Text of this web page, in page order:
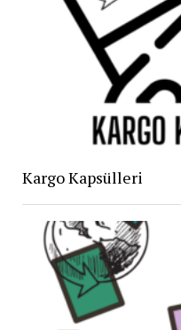
Kargo Kapsülleri